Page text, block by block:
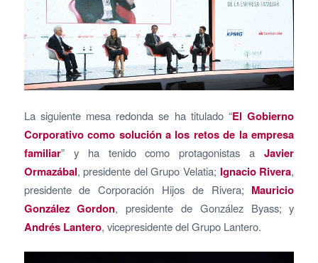
La siguiente mesa redonda se ha titulado “El Gobierno
Corporativo como solución a los retos de la empresa
familiar” y ha tenido como protagonistas aJavier
Ormazábal, presidente del Grupo Velatia; Ignacio Rivera,
presidente de Corporación Hijos de Rivera; Mauricio
González Gordon, presidente de González Byass; y
Andrés Lantero, vicepresidente del Grupo Lantero.